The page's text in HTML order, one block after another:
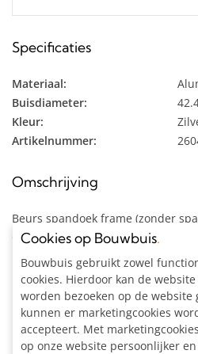
Specificaties
Materiaal:
Buisdiameter:
Kleur:
Artikelnummer:
Omschrijving
Beurs spandoek frame (zonder
Ø 42,4 mm met verstevigingsbuis
midden. Spanelastieken kunnen
bovenstaande linkjes. Vul de
berekenen de benodigde frame-
Inclusief:
Alle materialen op maat
Cookies op Bouwbuis.
Bouwbuis gebruikt zowel
cookies. Hierdoor kan de
worden bezoeken op de website
kunnen er marketingcookies
accepteert. Met
op onze website persoonlijker